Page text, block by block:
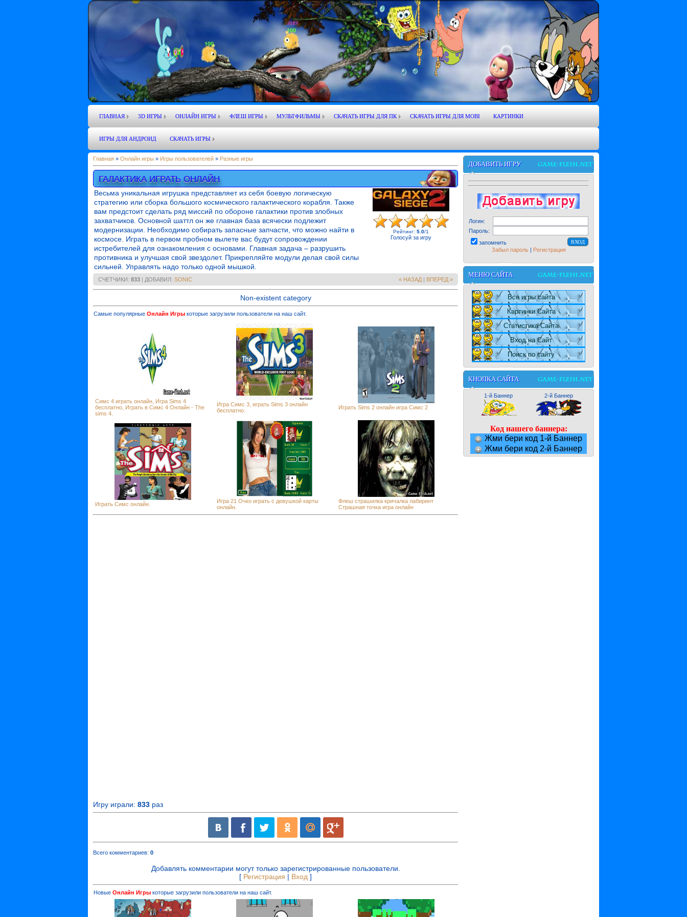
ГЛАВНАЯ 3D ИГРЫ ОНЛАЙН ИГРЫ ФЛЕШ ИГРЫ МУЛЬТФИЛЬМЫ СКАЧАТЬ ИГРЫ ДЛЯ ПК СКАЧАТЬ ИГРЫ ДЛЯ MOBI КАРТИНКИ
ИГРЫ ДЛЯ АНДРОИД СКАЧАТЬ ИГРЫ
Главная » Онлайн игры » Игры пользователей » Разные игры
ГАЛАКТИКА ИГРАТЬ ОНЛАЙН
Весьма уникальная игрушка представляет из себя боевую логическую
стратегию или сборка большого космического галактического корабля. Также
вам предстоит сделать ряд миссий по обороне галактики против злобных
захватчиков. Основной шаттл он же главная база всячески подлежит
модернизации. Необходимо собирать запасные запчасти, что можно найти в
космосе. Играть в первом пробном вылете вас будут сопровождении
истребителей для ознакомления с основами. Главная задача – разрушить
противника и улучшая свой звездолет. Прикрепляйте модули делая свой силы
сильней. Управлять надо только одной мышкой.
Рейтинг: 5.0/1
Голосуй за игру
« НАЗАД | ВПЕРЕД »
СЧЕТЧИКИ: 833 | ДОБАВИЛ: SONIC
Non-existent category
Самые популярные Онлайн Игры которые загрузили пользователи на наш сайт.
Симс 4 играть онлайн, Игра Sims 4
бесплатно, Играть в Симс 4 Онлайн - The
sims 4.
Игра Симс 3, играть Sims 3 онлайн
бесплатно.
Играть Sims 2 онлайн игра Симс 2
Играть Симс онлайн.
Игра 21 Очко играть с девушкой карты
онлайн.
Флеш страшилка кричалка лабиринт
Страшная точка игра онлайн
Игру играли: 833 раз
Всего комментариев: 0
Добавлять комментарии могут только зарегистрированные пользователи.
[ Регистрация | Вход ]
Новые Онлайн Игры которые загрузили пользователи на наш сайт.
ДОБАВИТЬ ИГРУ
Логин:
Пароль:
запомнить
Забыл пароль| Регистрация
МЕНЮ САЙТА
Все игры сайта
Картинки Сайта
Статистика Сайта
Вход на Сайт
Поиск по сайту
КНОПКА САЙТА
1-й Баннер 2-й Баннер
Код нашего баннера:
Жми бери код 1-й Баннер
Жми бери код 2-й Баннер